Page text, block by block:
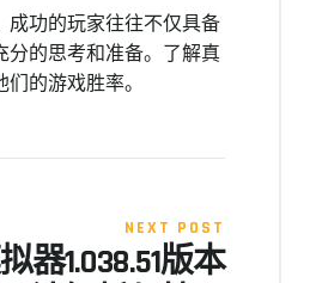
成功的玩家往往不仅具备
分的思考和准备。了解真
的游戏胜率。
NEXT POST
器1.038.51版本